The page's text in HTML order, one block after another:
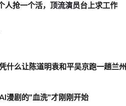
人抢一个活，顶流演员台上求工作
什么让陈道明袁和平吴京跑一趟兰
漫剧的"血洗"才刚刚开始